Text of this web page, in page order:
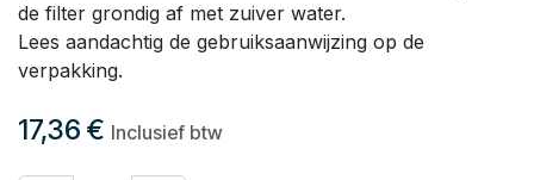
de filter grondig af met zuiver water.
Lees aandachtig de gebruiksaanwijzing op de
verpakking.
17,36 € Inclusief btw